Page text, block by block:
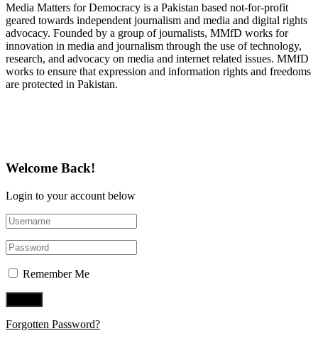
Media Matters for Democracy is a Pakistan based not-for-profit
geared towards independent journalism and media and digital rights
advocacy. Founded by a group of journalists, MMfD works for
innovation in media and journalism through the use of technology,
research, and advocacy on media and internet related issues. MMfD
works to ensure that expression and information rights and freedoms
are protected in Pakistan.
Welcome Back!
Login to your account below
Remember Me
Forgotten Password?